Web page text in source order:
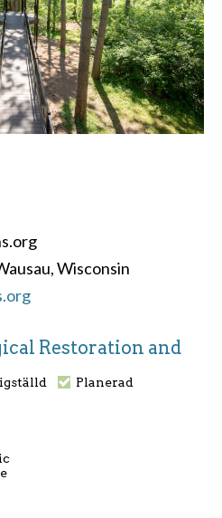
Wisconsin
Restoration and
Planerad